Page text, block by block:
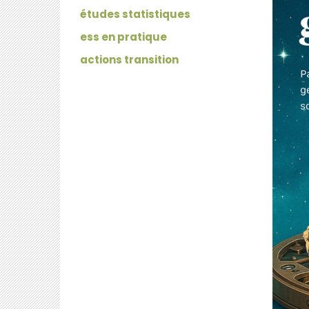
études statistiques
ess en pratique
actions transition